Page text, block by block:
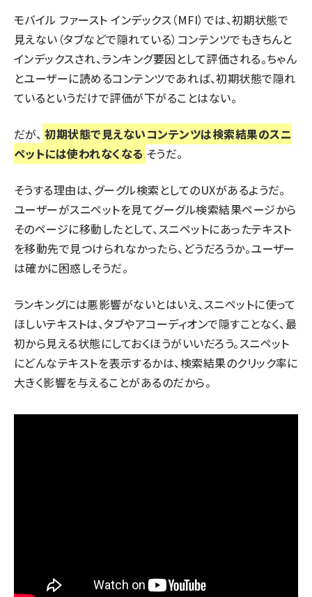
モバイル ファースト インデックス（MFI）では、初期状態で
見えない（タブなどで隠れている）コンテンツでもきちんと
インデックスされ、ランキング要因として評価される。ちゃん
とユーザーに読めるコンテンツであれば、初期状態で隠れ
ているというだけで評価が下がることはない。
だが、 初期状態で見えないコンテンツは検索結果のスニ
ペットには使われなくなる そうだ。
そうする理由は、グーグル検索としてのUXがあるようだ。
ユーザーがスニペットを見てグーグル検索結果ページから
そのページに移動したとして、スニペットにあったテキスト
を移動先で見つけられなかったら、どうだろうか。ユーザー
は確かに困惑しそうだ。
ランキングには悪影響がないとはいえ、スニペットに使って
ほしいテキストは、タブやアコーディオンで隠すことなく、最
初から見える状態にしておくほうがいいだろう。スニペット
にどんなテキストを表示するかは、検索結果のクリック率に
大きく影響を与えることがあるのだから。